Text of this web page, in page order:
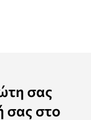
σας
σας στο